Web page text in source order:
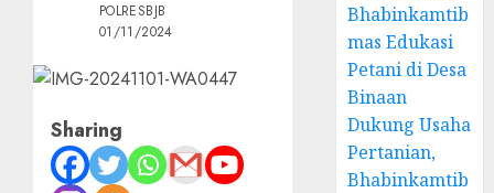
POLRESBJB
01/11/2024
Sharing
Bhabinkamtib
mas Edukasi
Petani di Desa
Binaan
Dukung Usaha
Pertanian,
Bhabinkamtib